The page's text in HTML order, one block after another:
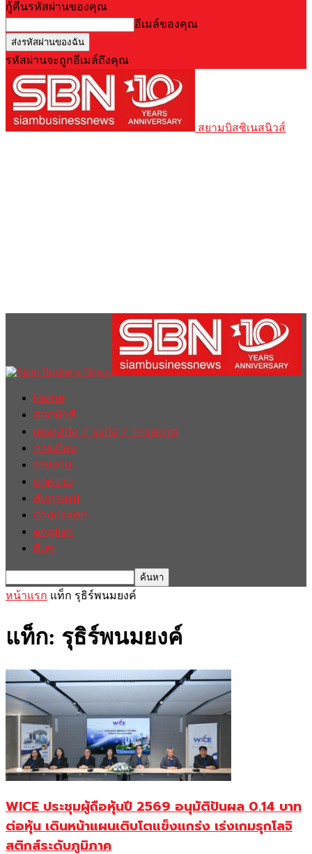
กู้คืนรหัสผ่านของคุณ
อีเมล์ของคุณ
รหัสผ่านจะถูกอีเมล์ถึงคุณ
สยามบิสซิเนสนิวส์
Home
ฮอตนิวส์
เศรษฐกิจ / ธุรกิจ / การตลาด
การเมือง
รายงาน
บทความ
สัมภาษณ์
ต่างประเทศ
english
อื่นๆ
หน้าแรก แท็ก รุธิร์พนมยงค์
แท็ก: รุธิร์พนมยงค์
WICE ประชุมผู้ถือหุ้นปี 2569 อนุมัติปันผล 0.14 บาท
ต่อหุ้น เดินหน้าแผนเติบโตแข็งแกร่ง เร่งเกมรุกโลจิ
สติกส์ระดับภูมิภาค